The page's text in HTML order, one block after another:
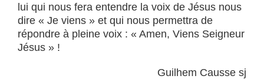
lui qui nous fera entendre la voix de Jésus nous
dire « Je viens » et qui nous permettra de
répondre à pleine voix : « Amen, Viens Seigneur
Jésus » !
Guilhem Causse sj